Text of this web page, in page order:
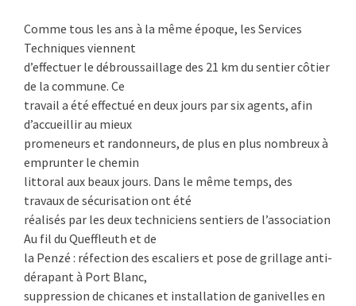
Comme tous les ans à la même époque, les Services
Techniques viennent
d’effectuer le débroussaillage des 21 km du sentier côtier
de la commune. Ce
travail a été effectué en deux jours par six agents, afin
d’accueillir au mieux
promeneurs et randonneurs, de plus en plus nombreux à
emprunter le chemin
littoral aux beaux jours. Dans le même temps, des
travaux de sécurisation ont été
réalisés par les deux techniciens sentiers de l’association
Au fil du Queffleuth et de
la Penzé : réfection des escaliers et pose de grillage anti-
dérapant à Port Blanc,
suppression de chicanes et installation de ganivelles en